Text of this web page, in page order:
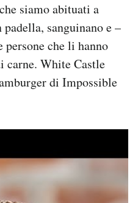
siamo abituati a
sanguinano e –
persone che li hanno
carne. White Castle
di Impossible